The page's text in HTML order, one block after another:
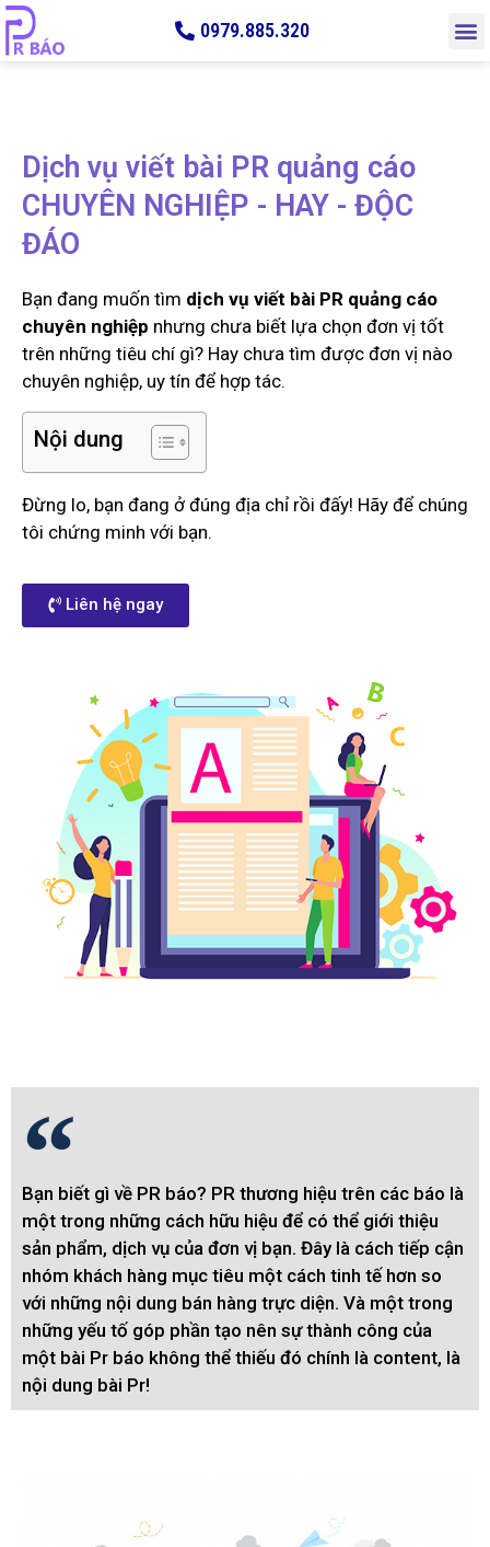
0979.885.320
Dịch vụ viết bài PR quảng cáo
CHUYÊN NGHIỆP - HAY - ĐỘC
ĐÁO
Bạn đang muốn tìm dịch vụ viết bài PR quảng cáo
chuyên nghiệp nhưng chưa biết lựa chọn đơn vị tốt
trên những tiêu chí gì? Hay chưa tìm được đơn vị nào
chuyên nghiệp, uy tín để hợp tác.
Nội dung
Đừng lo, bạn đang ở đúng địa chỉ rồi đấy! Hãy để chúng
tôi chứng minh với bạn.
Liên hệ ngay
Bạn biết gì về PR báo? PR thương hiệu trên các báo là
một trong những cách hữu hiệu để có thể giới thiệu
sản phẩm, dịch vụ của đơn vị bạn. Đây là cách tiếp cận
nhóm khách hàng mục tiêu một cách tinh tế hơn so
với những nội dung bán hàng trực diện. Và một trong
những yếu tố góp phần tạo nên sự thành công của
một bài Pr báo không thể thiếu đó chính là content, là
nội dung bài Pr!